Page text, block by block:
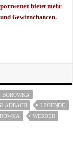
bietet mehr
Gewinnchancen.
BOROWKA
LEGENDE
WERDER